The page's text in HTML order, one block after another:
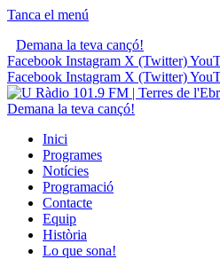
Tanca el menú
Demana la teva cançó!
Facebook Instagram X (Twitter)
Facebook Instagram X (Twitter)
Demana la teva cançó!
Inici
Programes
Notícies
Programació
Contacte
Equip
Història
Lo que sona!